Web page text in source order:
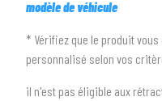
modèle de véhicule
* Vérifiez que le produit
personnalisé selon vos
il n'est pas éligible aux